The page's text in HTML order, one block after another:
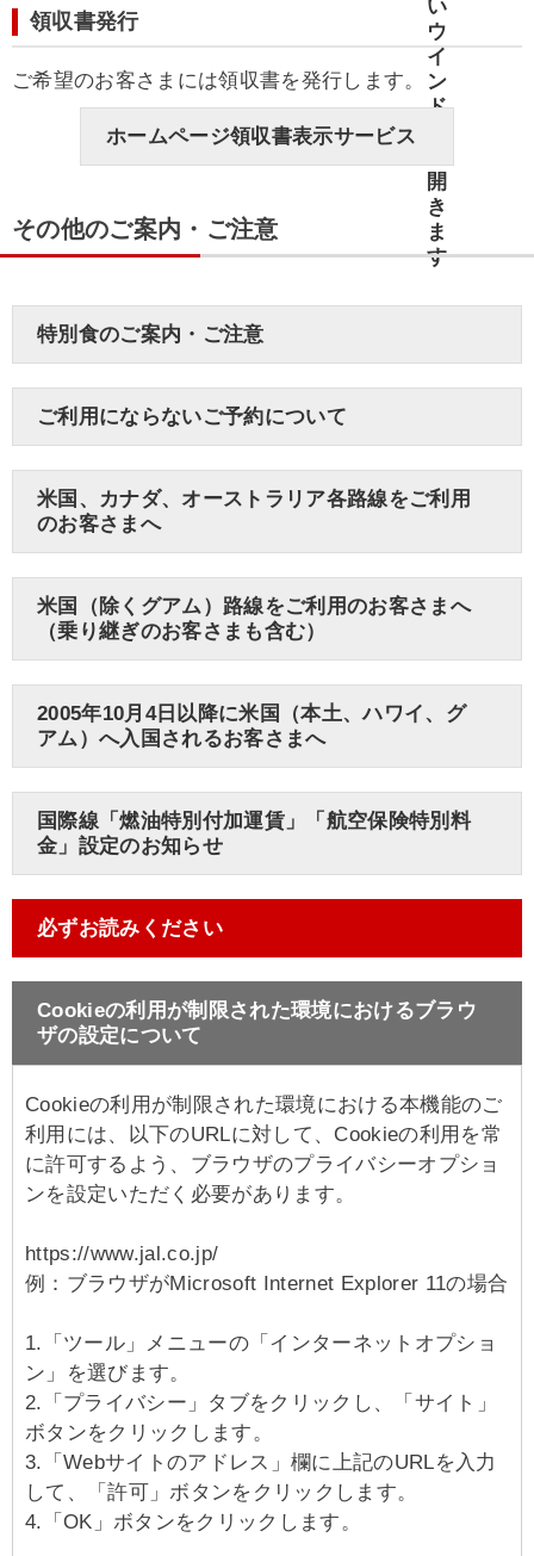
領収書発行
ご希望のお客さまには領収書を発行します。
ホームページ領収書表示サービス
その他のご案内・ご注意
特別食のご案内・ご注意
ご利用にならないご予約について
米国、カナダ、オーストラリア各路線をご利用
のお客さまへ
米国（除くグアム）路線をご利用のお客さまへ
（乗り継ぎのお客さまも含む）
2005年10月4日以降に米国（本土、ハワイ、グ
アム）へ入国されるお客さまへ
国際線「燃油特別付加運賃」「航空保険特別料
金」設定のお知らせ
必ずお読みください
Cookieの利用が制限された環境におけるブラウ
ザの設定について
Cookieの利用が制限された環境における本機能のご
利用には、以下のURLに対して、Cookieの利用を常
に許可するよう、ブラウザのプライバシーオプショ
ンを設定いただく必要があります。
https://www.jal.co.jp/
例：ブラウザがMicrosoft Internet Explorer 11の場合
1.「ツール」メニューの「インターネットオプショ
ン」を選びます。
2.「プライバシー」タブをクリックし、「サイト」
ボタンをクリックします。
3.「Webサイトのアドレス」欄に上記のURLを入力
して、「許可」ボタンをクリックします。
4.「OK」ボタンをクリックします。